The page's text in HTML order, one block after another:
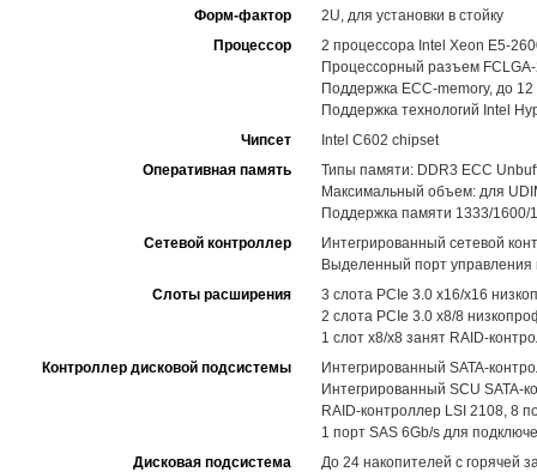
Форм-фактор
2U, для установки в стойку
Процессор
2 процессора Intel Xeon E5-
Процессорный разъем FCLGA-
Поддержка ECC-memory, до
Поддержка технологий Intel
Чипсет
Intel C602 chipset
Оперативная память
Типы памяти: DDR3 ECC
Максимальный объем: для
Поддержка памяти 1333/1600/
Сетевой контроллер
Интегрированный сетевой
Выделенный порт управления
Слоты расширения
3 слота PCIe 3.0 x16/x16
2 слота PCIe 3.0 x8/8
1 слот x8/x8 занят RAID-
Контроллер дисковой подсистемы
Интегрированный SATA-
Интегрированный SCU SATA-
RAID-контроллер LSI 2108, 8
1 порт SAS 6Gb/s для
Дисковая подсистема
До 24 накопителей с горячей